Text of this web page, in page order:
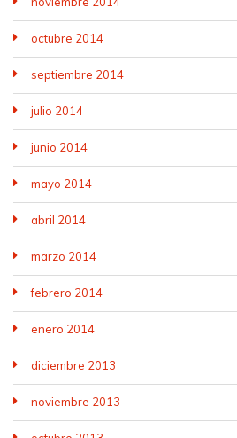
octubre 2014
septiembre 2014
julio 2014
junio 2014
mayo 2014
abril 2014
marzo 2014
febrero 2014
enero 2014
diciembre 2013
noviembre 2013